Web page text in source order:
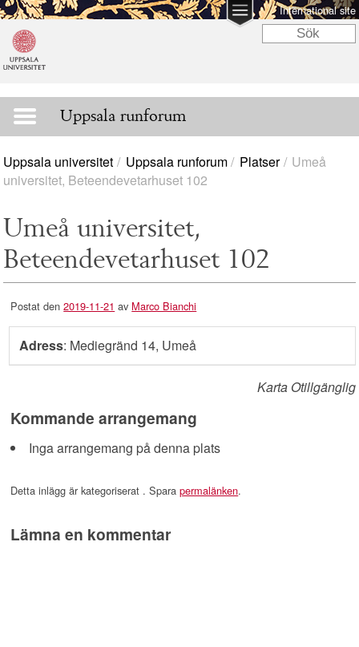
International site
Uppsala runforum
Uppsala universitet Uppsala runforum Platser
Umeå
universitet, Beteendevetarhuset 102
Umeå universitet,
Beteendevetarhuset 102
Postat den2019-11-21 av Marco Bianchi
Adress: Mediegränd 14, Umeå
Karta Otillgänglig
Kommande arrangemang
Inga arrangemang på denna plats
Detta inlägg är kategoriserat . Sparapermalänken.
Lämna en kommentar